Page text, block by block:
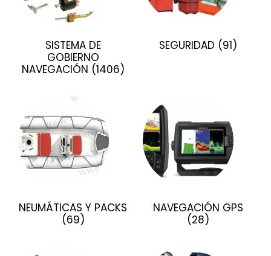
SISTEMA DE
GOBIERNO
NAVEGACIÓN (1406)
SEGURIDAD (91)
NEUMÁTICAS Y PACKS
(69)
NAVEGACIÓN GPS
(28)